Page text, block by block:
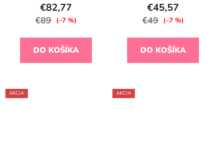
€82,77
€89 (–7 %)
DO KOŠÍKA
€45,57
€49 (–7 %)
DO KOŠÍKA
AKCIA AKCIA